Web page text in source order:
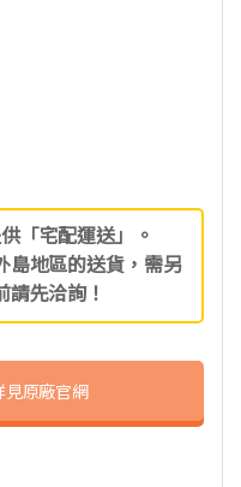
「宅配運送」。
島地區的送貨，需另
請先洽詢！
見原廠官網